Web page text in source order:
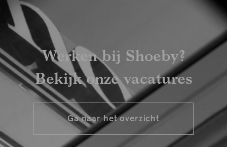
Werken bij Shoeby?
Bekijk onze vacatures
Ga naar het overzicht